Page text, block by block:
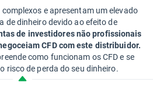
e apresentam um elevado
de dinheiro devido ao efeito de
de investidores não profissionais
CFD com este distribuidor.
como funcionam os CFD e se
risco de perda do seu dinheiro.